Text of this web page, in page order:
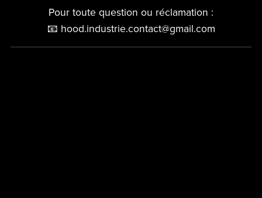
Pour toute question ou réclamation :
📧 hood.industrie.contact@gmail.com